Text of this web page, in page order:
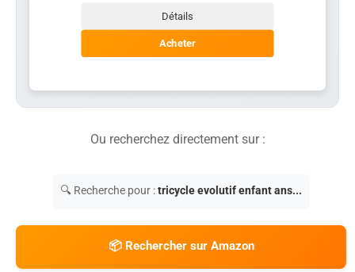
Détails
Acheter
Ou recherchez directement sur :
🔍 Recherche pour :tricycle evolutif enfant ans...
📦 Rechercher sur Amazon